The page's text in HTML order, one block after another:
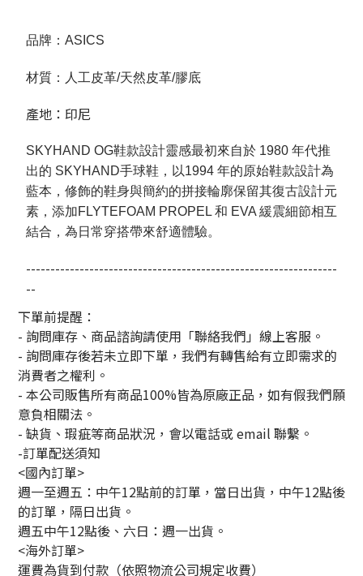
品牌：ASICS
材質：人工皮革/天然皮革/膠底
產地：印尼
SKYHAND OG鞋款設計靈感最初來自於 1980 年代推
出的 SKYHAND手球鞋，以1994 年的原始鞋款設計為
藍本，修飾的鞋身與簡約的拼接輪廓保留其復古設計元
素，添加FLYTEFOAM PROPEL 和 EVA 緩震細節相互
結合，為日常穿搭帶來舒適體驗。
----------------------------------------------------------------
--
下單前提醒：
- 詢問庫存、商品諮詢請使用「聯絡我們」線上客服。
- 詢問庫存後若未立即下單，我們有轉售給有立即需求的
消費者之權利。
- 本公司販售所有商品100%皆為原廠正品，如有假我們願
意負相關法。
- 缺貨、瑕疵等商品狀況，會以電話或 email 聯繫。
-訂單配送須知
<國內訂單>
週一至週五：中午12點前的訂單，當日出貨，中午12點後
的訂單，隔日出貨。
週五中午12點後、六日：週一出貨。
<海外訂單>
運費為貨到付款（依照物流公司規定收費）